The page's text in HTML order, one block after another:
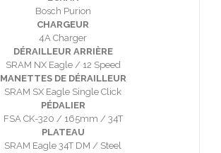
Bosch Purion
CHARGEUR
4A Charger
DÉRAILLEUR ARRIÈRE
SRAM NX Eagle / 12 Speed
MANETTES DE DÉRAILLEUR
SRAM SX Eagle Single Click
PÉDALIER
FSA CK-320 / 165mm / 34T
PLATEAU
SRAM Eagle 34T DM / Steel